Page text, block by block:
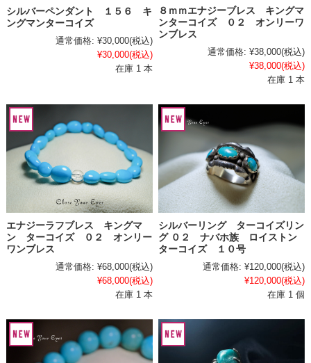
シルバーペンダント １５６ キ
ングマンターコイズ
通常価格: ¥30,000(税込)
¥30,000(税込)
在庫 1 本
８ｍｍエナジーブレス キングマ
ンターコイズ ０２ オンリーワ
ンブレス
通常価格: ¥38,000(税込)
¥38,000(税込)
在庫 1 本
エナジーラフブレス キングマ
ン ターコイズ ０２ オンリー
ワンブレス
通常価格: ¥68,000(税込)
¥68,000(税込)
在庫 1 本
シルバーリング ターコイズリン
グ ０２ ナバホ族 ロイストン
ターコイズ １０号
通常価格: ¥120,000(税込)
¥120,000(税込)
在庫 1 個